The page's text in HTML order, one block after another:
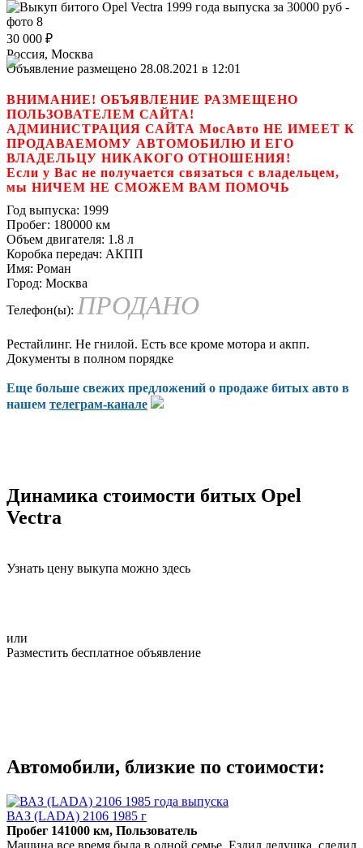
30 000 ₽
Россия, Москва
Объявление размещено 28.08.2021 в 12:01
ВНИМАНИЕ! ОБЪЯВЛЕНИЕ РАЗМЕЩЕНО
ПОЛЬЗОВАТЕЛЕМ САЙТА!
АДМИНИСТРАЦИЯ САЙТА МосАвто НЕ ИМЕЕТ К
ПРОДАВАЕМОМУ АВТОМОБИЛЮ И ЕГО
ВЛАДЕЛЬЦУ НИКАКОГО ОТНОШЕНИЯ!
Если у Вас не получается связаться с владельцем,
мы НИЧЕМ НЕ СМОЖЕМ ВАМ ПОМОЧЬ
Год выпуска: 1999
Пробег: 180000 км
Объем двигателя: 1.8 л
Коробка передач: АКПП
Имя: Роман
Город: Москва
Телефон(ы): ПРОДАНО
Рестайлинг. Не гнилой. Есть все кроме мотора и акпп.
Документы в полном порядке
Еще больше свежих предложений о продаже битых авто в
нашем телеграм-канале
Динамика стоимости битых Opel
Vectra
Узнать цену выкупа можно здесь
или
Разместить бесплатное объявление
Автомобили, близкие по стоимости:
ВАЗ (LADA) 2106 1985 г
Пробег 141000 км, Пользователь
Машина все время была в одной семье. Ездил дедушка, следил